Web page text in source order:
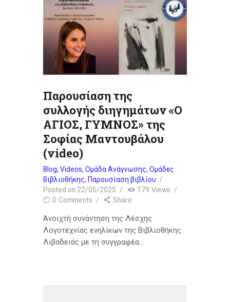
Παρουσίαση της
συλλογής διηγημάτων «Ο
ΑΓΙΟΣ, ΓΥΜΝΟΣ» της
Σοφίας Μαντουβάλου
(video)
Blog, Videos, Ομάδα Ανάγνωσης, Ομάδες
Βιβλιοθήκης, Παρουσίαση βιβλίου
Posted on 22/05/2025 179 Views
0 Comments Share
Ανοιχτή συνάντηση της Λέσχης
Λογοτεχνίας ενηλίκων της Βιβλιοθήκης
Λιβαδειάς με τη συγγραφέα…